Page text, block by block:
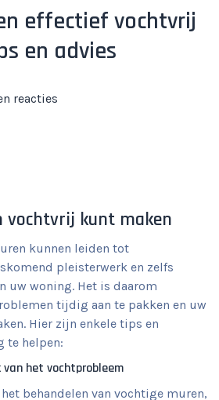
effectief vochtvrij
en advies
reacties
vochtvrij kunt maken
kunnen leiden tot
pleisterwerk en zelfs
uw woning. Het is daarom
tijdig aan te pakken en uw
Hier zijn enkele tips en
te helpen:
het vochtprobleem
behandelen van vochtige muren,